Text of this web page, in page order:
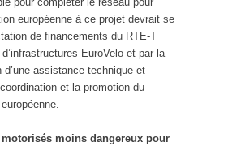
européenne à ce projet devrait se
de financements du RTE-T
EuroVelo et par la
assistance technique et
et la promotion du
moins dangereux pour